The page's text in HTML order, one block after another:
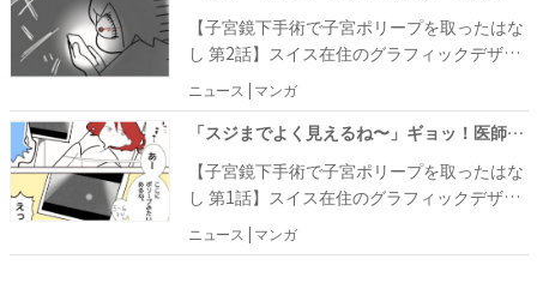
産後健診でたまたま子宮内膜ポリープが見つ
かった志保さんは、子宮鏡下手術を受けるこ
とに。人生初の全身麻酔に不安を抱きながら
も、気づけば手術当日を迎え……。
【子宮鏡下手術で子宮ポリープを取ったはな
し 第2話】スイス在住のグラフィックデザイ
ナー・AKITOさんが作画を手がけた本作は、
志保（シホ）という女性が子宮ポリープの切
除手術を受けた際の体験を描いたものです。
第2子の出産から3年目のある日、産後健診で
子宮内膜ポリープが見つかった志保さん（37
歳）。医師に「手術しましょう」と言わ
れ……。
ニュース | マンガ
「スジまでよく見えるね〜」ギョッ！医師が放った衝撃の言葉とは？ #ポリープ取りました 1
【子宮鏡下手術で子宮ポリープを取ったはな
し 第1話】スイス在住のグラフィックデザイ
ナー・AKITOさんが作画を手がけた本作は、
志保（シホ）という女性が子宮ポリープの切
ニュース | マンガ